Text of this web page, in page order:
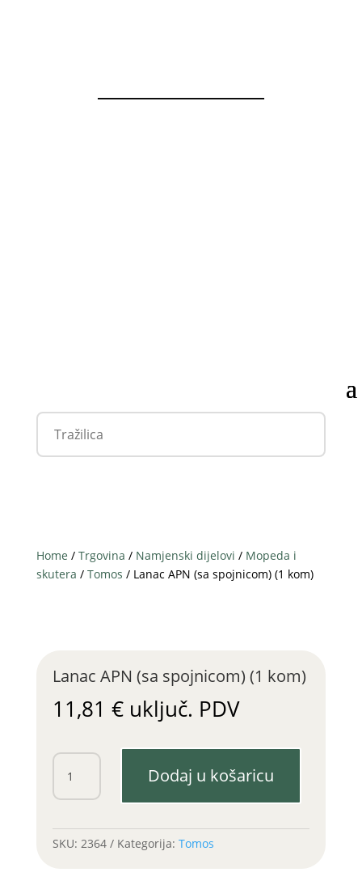
Home / Trgovina / Namjenski dijelovi / Mopeda i
skutera / Tomos / Lanac APN (sa spojnicom) (1 kom)
Lanac APN (sa spojnicom) (1 kom)
11,81 € uključ. PDV
Lanac
APN
(sa
Dodaj u košaricu
SKU: 2364 Kategorija: Tomos